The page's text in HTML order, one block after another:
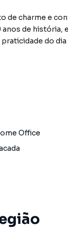
de charme e
anos de história,
do dia
uma
e familiares,
portaria ativa, e
Office